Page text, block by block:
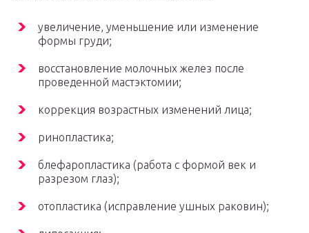
увеличение, уменьшение или изменение
формы груди;
восстановление молочных желез после
проведенной мастэктомии;
коррекция возрастных изменений лица;
ринопластика;
блефаропластика (работа с формой век и
разрезом глаз);
отопластика (исправление ушных раковин);